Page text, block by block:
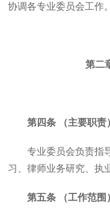
协调各专业委员会工作。
第二
第四条 （主要职责
专业委员会负责指
习、律师业务研究、执
第五条 （工作范围